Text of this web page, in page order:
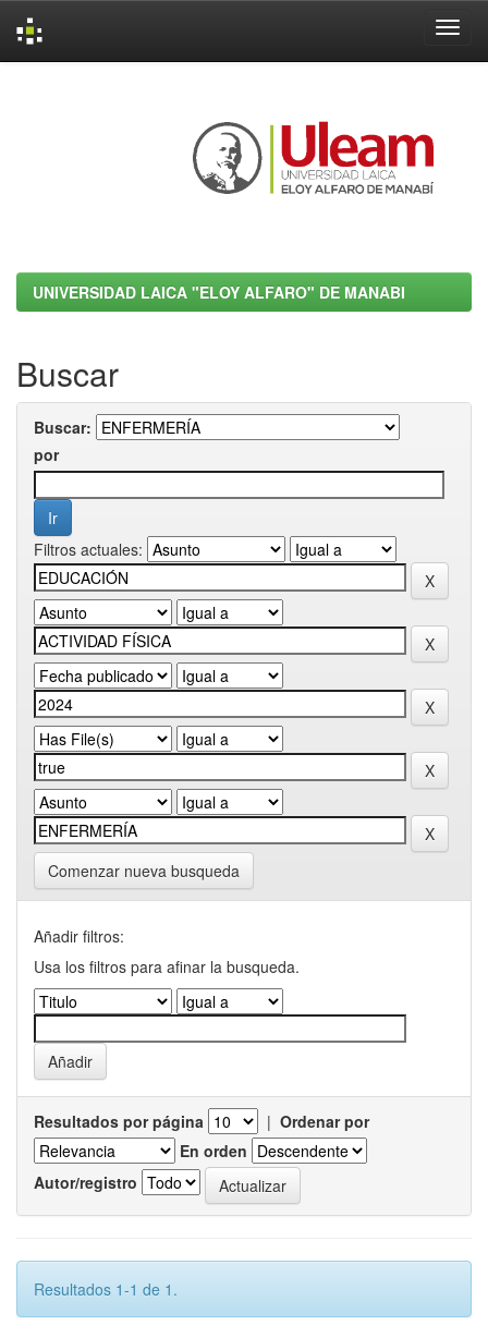
UNIVERSIDAD LAICA "ELOY ALFARO" DE MANABI
Buscar
Buscar:
por
Filtros actuales:
Comenzar nueva busqueda
Añadir filtros:
Usa los filtros para afinar la busqueda.
Resultados por página | Ordenar por
En orden
Autor/registro
Resultados 1-1 de 1.